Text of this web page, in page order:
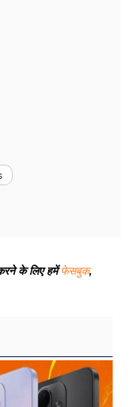
के लिए हमेंफेसबुक,